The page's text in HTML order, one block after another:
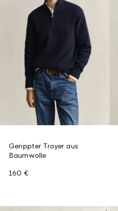
Gerippter Troyer aus
Baumwolle
160 €